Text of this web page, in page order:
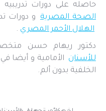
حاصله على دورات
الصحة المصرية و دورات
الهلال الأحمر المصري .
دكتور ريهام حسن
للأسنان الأمامية و
الخلفية بدون ألم.